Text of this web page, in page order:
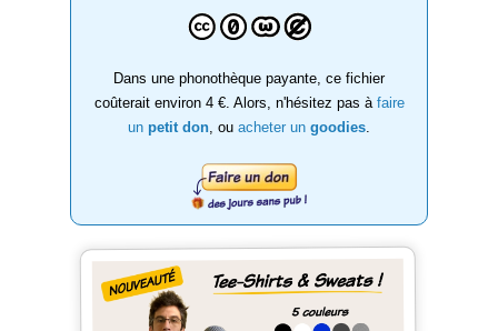
Dans une phonothèque payante, ce fichier
coûterait environ 4 €. Alors, n'hésitez pas à faire
un petit don , ou acheter un goodies